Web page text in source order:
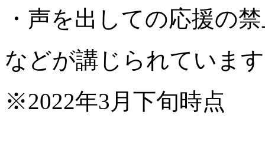
・声を出しての応援の
などが講じられていま
※2022年3月下旬時点